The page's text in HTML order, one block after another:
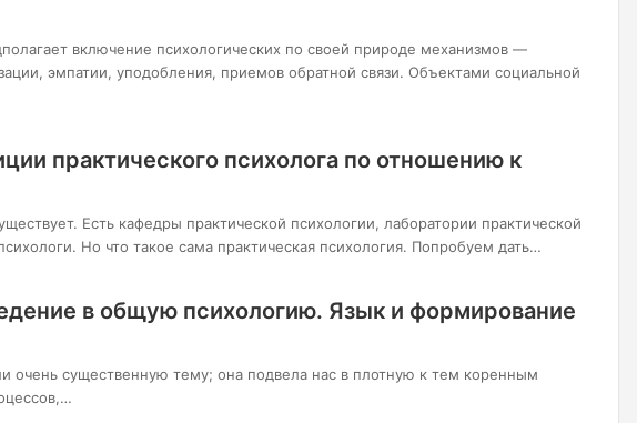
включение психологических по своей природе механизмов —
эмпатии, уподобления, приемов обратной связи. Объектами социальной
практического психолога по отношению к
Есть кафедры практической психологии, лаборатории практической
Но что такое сама практическая психология. Попробуем дать…
в общую психологию. Язык и формирование
очень существенную тему; она подвела нас в плотную к тем коренным